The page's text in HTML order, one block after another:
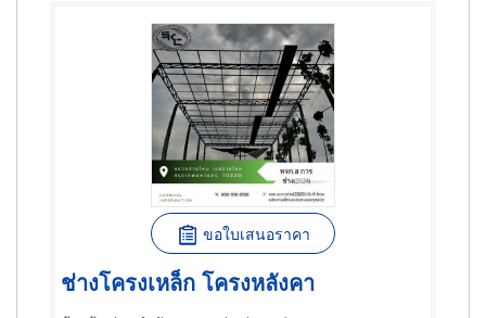
ขอใบเสนอราคา
ช่างโครงเหล็ก โครงหลังคา